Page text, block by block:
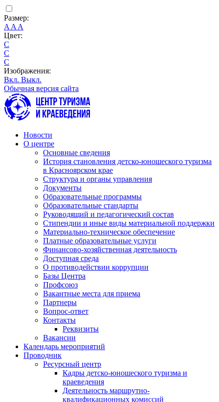
Размер:
A A A
Цвет:
C
C
C
Изображения:
Вкл. Выкл.
Обычная версия сайта
Новости
О центре
Основные сведения
История становления детско-юношеского туризма
в Красноярском крае
Структура и органы управления
Документы
Образовательные программы
Образовательные стандарты
Руководящий и педагогический состав
Стипендии и иные виды материальной поддержки
Материально-техническое обеспечение
Платные образовательные услуги
Финансово-хозяйственная деятельность
Доступная среда
О противодействии коррупции
Базы Центра
Профсоюз
Вакантные места для приема
Партнеры
Вопрос-ответ
Контакты
Реквизиты
Вакансии
Календарь мероприятий
Проводник
Ресурсный центр
Кадры детско-юношеского туризма и
краеведения
Деятельность маршрутно-
квалификационных комиссий